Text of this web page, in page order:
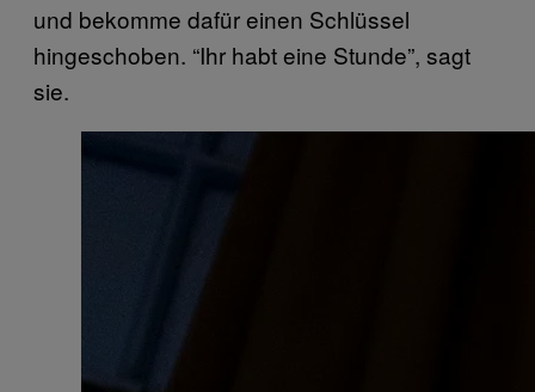
und bekomme dafür einen Schlüssel
hingeschoben. “Ihr habt eine Stunde”, sagt
sie.